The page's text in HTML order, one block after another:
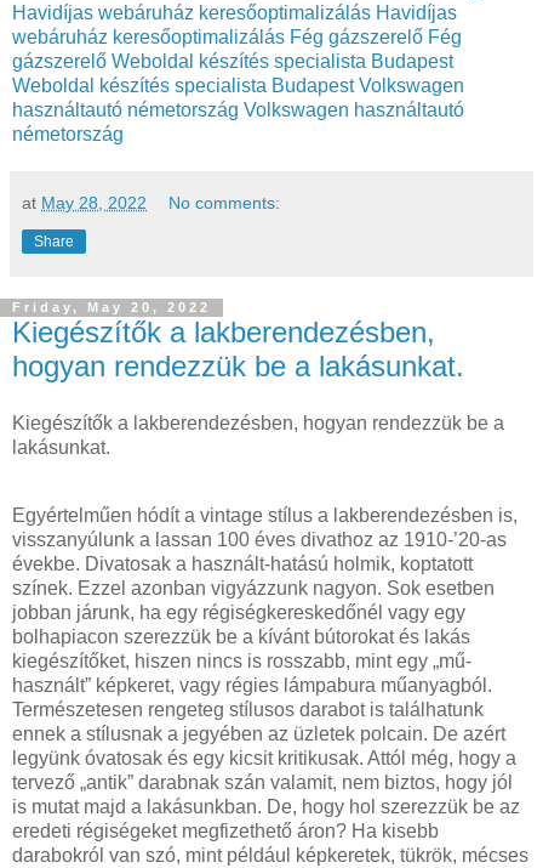
Havidíjas webáruház keresőoptimalizálás Havidíjas
webáruház keresőoptimalizálás Fég gázszerelő Fég
gázszerelő Weboldal készítés specialista Budapest
Weboldal készítés specialista Budapest Volkswagen
használtautó németország Volkswagen használtautó
németország
at May 28, 2022 No comments:
Share
Friday, May 20, 2022
Kiegészítők a lakberendezésben,
hogyan rendezzük be a lakásunkat.
Kiegészítők a lakberendezésben, hogyan rendezzük be a
lakásunkat.
Egyértelműen hódít a vintage stílus a lakberendezésben is,
visszanyúlunk a lassan 100 éves divathoz az 1910-’20-as
évekbe. Divatosak a használt-hatású holmik, koptatott
színek. Ezzel azonban vigyázzunk nagyon. Sok esetben
jobban járunk, ha egy régiségkereskedőnél vagy egy
bolhapiacon szerezzük be a kívánt bútorokat és lakás
kiegészítőket, hiszen nincs is rosszabb, mint egy „mű-
használt” képkeret, vagy régies lámpabura műanyagból.
Természetesen rengeteg stílusos darabot is találhatunk
ennek a stílusnak a jegyében az üzletek polcain. De azért
legyünk óvatosak és egy kicsit kritikusak. Attól még, hogy a
tervező „antik” darabnak szán valamit, nem biztos, hogy jól
is mutat majd a lakásunkban. De, hogy hol szerezzük be az
eredeti régiségeket megfizethető áron? Ha kisebb
darabokról van szó, mint például képkeretek, tükrök, mécses